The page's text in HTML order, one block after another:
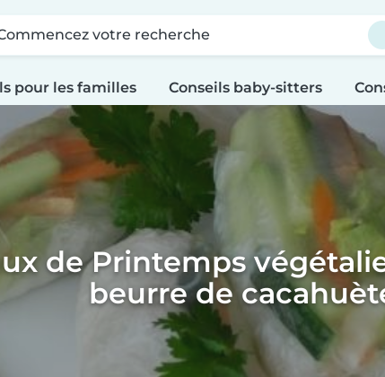
votre recherche
pour les familles Conseils baby-sitters
de Printemps
beurre de